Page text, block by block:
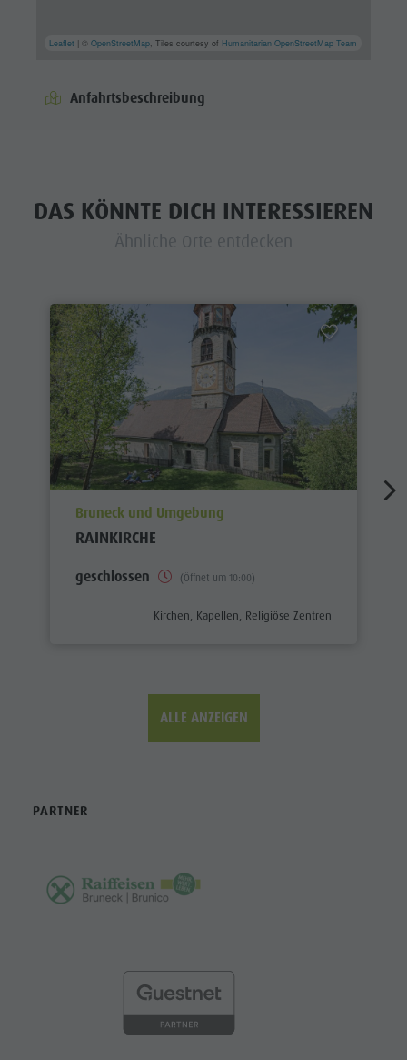
Leaflet | ©OpenStreetMap, Tiles courtesy of Humanitarian OpenStreetMap Team
Anfahrtsbeschreibung
DAS KÖNNTE DICH INTERESSIEREN
Ähnliche Orte entdecken
aria.poi_location_prefix
Bruneck und Umgebung
RAINKIRCHE
geschlossen (Öffnet um 10:00)
aria.poi_category_prefix
Kirchen, Kapellen, Religiöse Zentren
ALLE ANZEIGEN
PARTNER